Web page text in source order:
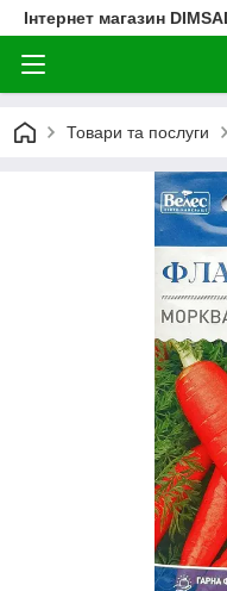
Інтернет магазин
Товари та послуги